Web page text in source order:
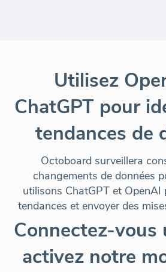
Utilisez
ChatGPT pour
tendances de
Octoboard surveillera
changements de données
utilisons ChatGPT et OpenAI
tendances et envoyer des
Connectez-vous
activez notre